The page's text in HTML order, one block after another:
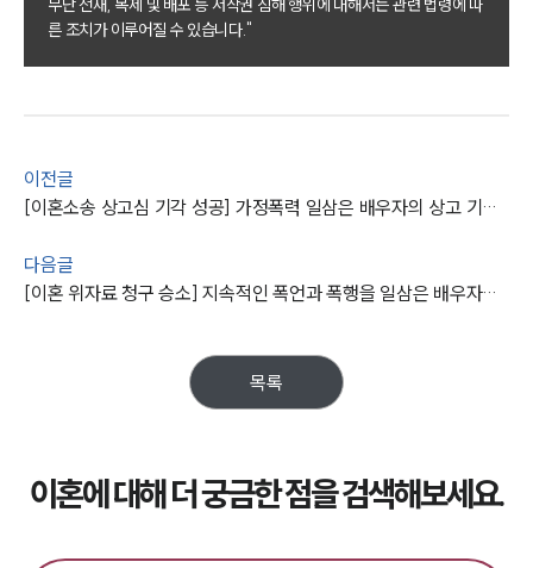
이혼 양육비계산기
상간자위자료계산기
언론보도
법률 블로그
법률서식
뉴스레터/브로슈어
대륜법률상담예약
대륜법률상담예약
무단 전재, 복제 및 배포 등 저작권 침해 행위에 대해서는 관련 법령에 따
른 조치가 이루어질 수 있습니다."
이전글
[이혼소송 상고심 기각 성공] 가정폭력 일삼은 배우자의 상고 기각, 제시한 위자료 및 재산분할 금액 받게 됨
다음글
[이혼 위자료 청구 승소] 지속적인 폭언과 폭행을 일삼은 배우자와 이혼하고 위자료를 받아냄
목록
이혼에 대해 더 궁금한 점을 검색해보세요.